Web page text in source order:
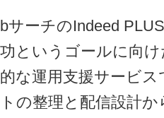
bサーチのIndeed
功というゴールに向
的な運用支援サービス
トの整理と配信設計